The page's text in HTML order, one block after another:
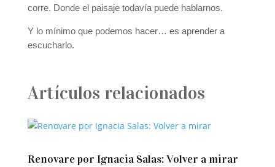
corre. Donde el paisaje todavía puede hablarnos.
Y lo mínimo que podemos hacer… es aprender a
escucharlo.
Artículos relacionados
Renovare por Ignacia Salas: Volver a mirar